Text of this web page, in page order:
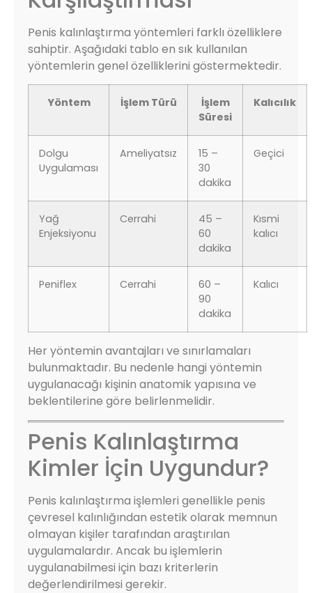
Penis kalınlaştırma yöntemleri farklı özelliklere
sahiptir. Aşağıdaki tablo en sık kullanılan
yöntemlerin genel özelliklerini göstermektedir.
Yöntem İşlem Türü
İşlem
Süresi
Kalıcılık
Dolgu
Uygulaması
Ameliyatsız
15 –
30
dakika
Geçici
Yağ
Enjeksiyonu
Cerrahi
45 –
60
dakika
Kısmi
kalıcı
Peniflex Cerrahi
60 –
90
dakika
Kalıcı
Her yöntemin avantajları ve sınırlamaları
bulunmaktadır. Bu nedenle hangi yöntemin
uygulanacağı kişinin anatomik yapısına ve
beklentilerine göre belirlenmelidir.
Penis Kalınlaştırma
Kimler İçin Uygundur?
Penis kalınlaştırma işlemleri genellikle penis
çevresel kalınlığından estetik olarak memnun
olmayan kişiler tarafından araştırılan
uygulamalardır. Ancak bu işlemlerin
uygulanabilmesi için bazı kriterlerin
değerlendirilmesi gerekir.